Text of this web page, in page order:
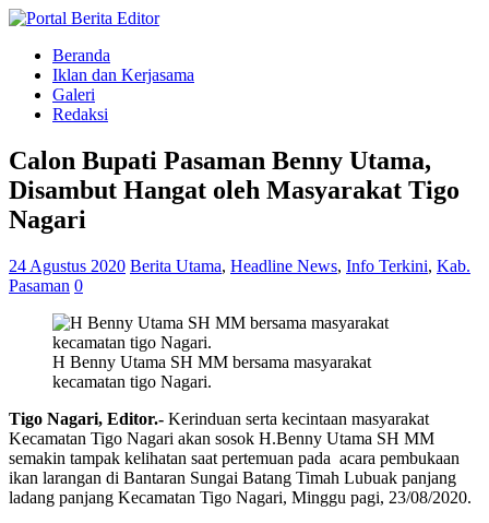
Beranda
Iklan dan Kerjasama
Galeri
Redaksi
Calon Bupati Pasaman Benny Utama,
Disambut Hangat oleh Masyarakat Tigo
Nagari
24 Agustus 2020 Berita Utama, Headline News, Info Terkini, Kab.
Pasaman 0
H Benny Utama SH MM bersama masyarakat
kecamatan tigo Nagari.
Tigo Nagari, Editor.- Kerinduan serta kecintaan masyarakat
Kecamatan Tigo Nagari akan sosok H.Benny Utama SH MM
semakin tampak kelihatan saat pertemuan pada acara pembukaan
ikan larangan di Bantaran Sungai Batang Timah Lubuak panjang
ladang panjang Kecamatan Tigo Nagari, Minggu pagi, 23/08/2020.